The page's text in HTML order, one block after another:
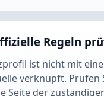
Regeln
ist nicht mit
verknüpft. Prüfen
Seite der